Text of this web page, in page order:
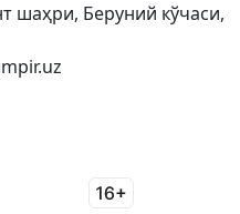
шаҳри, Беруний кўчаси,